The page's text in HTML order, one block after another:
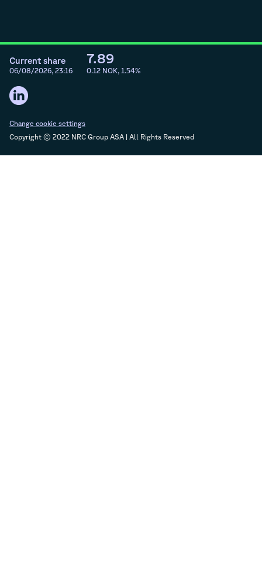
Change cookie settings
Copyright © 2022 NRC Group ASA | All Rights Reserved
Current share
06/08/2026, 23:16
7.89
0.12 NOK, 1.54%